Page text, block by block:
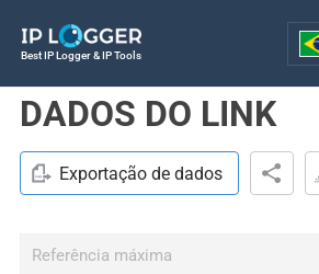
Best IP Logger & IP Tools
DADOS DO LINK
Exportação de dados
Referência máxima